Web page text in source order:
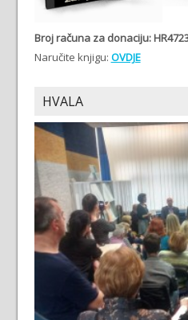
Broj računa za donaciju:
Naručite knjigu: OVDJE
HVALA